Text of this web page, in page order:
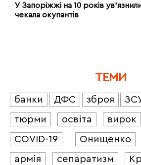
У Запоріжжі на 10 років
чекала окупантів
ТЕМИ
банки ДФС зброя
тюрми
освіта вирок
COVID-19
Онищенко
армія
сепаратизм